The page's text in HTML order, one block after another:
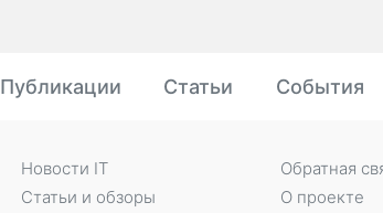
Публикации Статьи События
Новости IT
Статьи и обзоры
Обратная
О проекте